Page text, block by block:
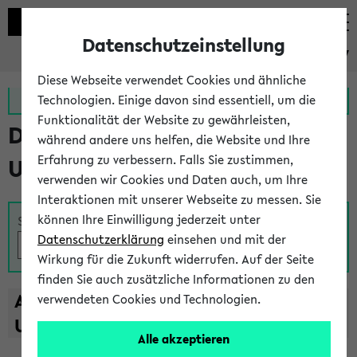
eKVV
Zur MeineUni App Zum MeineUni Portal
Das Lehrangebot der
Universität Bielefeld
Suche
A B C D E F G H I J K L M N O
U
V W X Y
Z
Datenschutzeinstellung
Diese Webseite verwendet Cookies und ähnliche
Technologien. Einige davon sind essentiell, um die
Funktionalität der Website zu gewährleisten,
während andere uns helfen, die Website und Ihre
Erfahrung zu verbessern. Falls Sie zustimmen,
verwenden wir Cookies und Daten auch, um Ihre
Interaktionen mit unserer Webseite zu messen. Sie
können Ihre Einwilligung jederzeit unter
Datenschutzerklärung einsehen und mit der
Wirkung für die Zukunft widerrufen. Auf der Seite
finden Sie auch zusätzliche Informationen zu den
verwendeten Cookies und Technologien.
Alle akzeptieren